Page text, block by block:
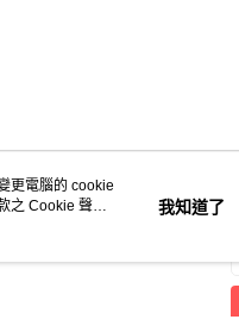
更電腦的 cookie
之 Cookie 聲明
我知道了